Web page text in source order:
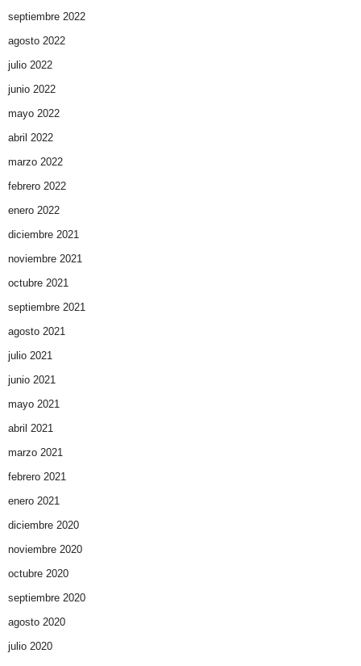
septiembre 2022
agosto 2022
julio 2022
junio 2022
mayo 2022
abril 2022
marzo 2022
febrero 2022
enero 2022
diciembre 2021
noviembre 2021
octubre 2021
septiembre 2021
agosto 2021
julio 2021
junio 2021
mayo 2021
abril 2021
marzo 2021
febrero 2021
enero 2021
diciembre 2020
noviembre 2020
octubre 2020
septiembre 2020
agosto 2020
julio 2020